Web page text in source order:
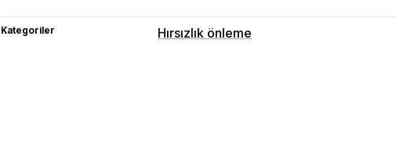
Kategoriler Hırsızlık önleme